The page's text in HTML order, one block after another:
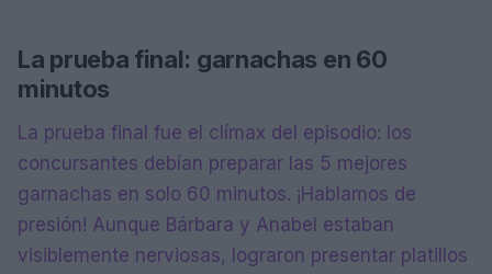
La prueba final: garnachas en 60
minutos
La prueba final fue el clímax del episodio: los
concursantes debían preparar las 5 mejores
garnachas en solo 60 minutos. ¡Hablamos de
presión! Aunque Bárbara y Anabel estaban
visiblemente nerviosas, lograron presentar platillos